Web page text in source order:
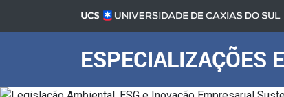
ESPECIALIZAÇÕES